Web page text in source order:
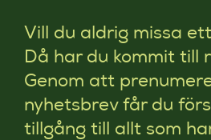
Vill du aldrig missa
Då har du kommit till
Genom att
nyhetsbrev får du
tillgång till allt som